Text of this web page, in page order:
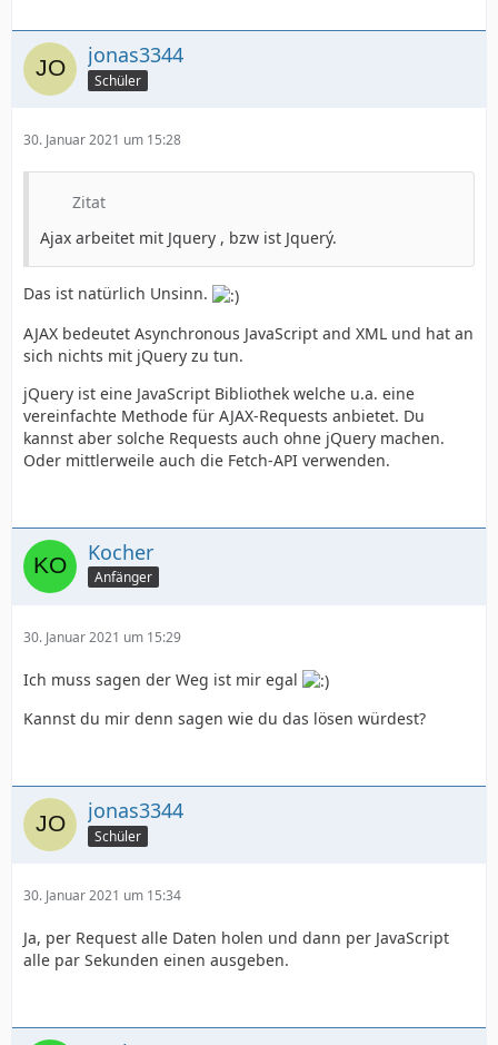
jonas3344
Schüler
30. Januar 2021 um 15:28
Zitat
Ajax arbeitet mit Jquery , bzw ist Jquerý.
Das ist natürlich Unsinn.
AJAX bedeutet Asynchronous JavaScript and XML und hat an
sich nichts mit jQuery zu tun.
jQuery ist eine JavaScript Bibliothek welche u.a. eine
vereinfachte Methode für AJAX-Requests anbietet. Du
kannst aber solche Requests auch ohne jQuery machen.
Oder mittlerweile auch die Fetch-API verwenden.
Kocher
Anfänger
30. Januar 2021 um 15:29
Ich muss sagen der Weg ist mir egal
Kannst du mir denn sagen wie du das lösen würdest?
jonas3344
Schüler
30. Januar 2021 um 15:34
Ja, per Request alle Daten holen und dann per JavaScript
alle par Sekunden einen ausgeben.